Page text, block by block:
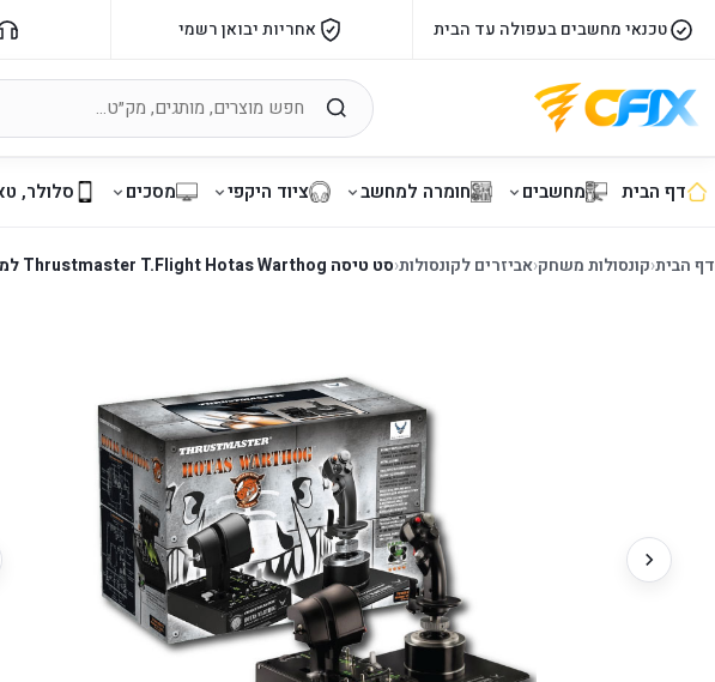
טכנאי מחשבים בעפולה עד הבית אחריות יבואן רשמי
דף הבית מחשבים חומרה למחשב ציוד היקפי מסכים סלולר,
דף הבית‹קונסולות משחק‹אביזרים לקונסולות‹סט טיסה Thrustmaster T.Flight Hotas Warthog למחשב